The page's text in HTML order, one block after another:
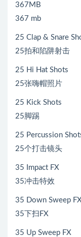
367MB
367 mb
25 Clap & Snare
25拍和陷阱射击
25 Hi Hat Shots
25张嗨帽照片
25 Kick Shots
25脚踢
25 Percussion
25个打击镜头
35 Impact FX
35冲击特效
35 Down Sweep
35下扫FX
35 Up Sweep FX